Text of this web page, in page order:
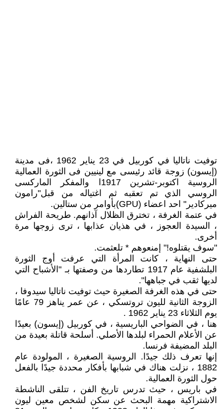
توفيت ناتاليا في كوربيل في 23 يناير 1962 ،فى مدينة
(إيسون) زوجة قائد رئيسى مع لينيين فى الثورة العمالية
الروسية اكتوبر-تشرين 1917ا والمفكر الماركسى
الروسي الذي تم تعقبه ثم اغتياله من قبل"رامون
ميركادير" احد اعضاء (GPU)بأوامر من ستالين.
في عتمة الغرفة ، تخترق الظلال آذانهم. طريحة الفراش
، السيدة العجوز ، في هذيان عذابها ، ترى زوجها مرة
أخرى.
"سوف يقتلوه!" إمنعوهم * تلعثمت.
حتى النهاية ، كانت المرأة التي عرفت أوج الثورة
البلشفية عام 1917 تطاردها من وصفتها بـ "الأشباح التي
لديها ثقب في جباهها".
حتى في هذه الغرفة الصغيرة حيث توفيت ناتاليا سيدوفا ،
الزوجة الثانية لليون تروتسكي ، عن عمر يناهز 79 عامًا
يوم الثلاثاء 23 يناير 1962 .
هنا ، في الضواحي الباريسية ، في كوربيل (إيسون) بعيدًا
عن الأعلام الحمراء لبلدها الأصلي. أسلحة قاتلة بعيدة من
البلد المضيفة فرنسا.
إنها تعرف ذلك جيدًا. الروسية الصغيرة ، المولودة عام
1882 ، نزلت هناك في شبابها بأفكار محددة جيدًا بالفعل
حول الثورة العمالية.
في باريس ، حيث تدرس تاريخ الفن ، تتلقى الناشطة
الاشتراكية مهمة البحث عن سكن لشخص معين ليون